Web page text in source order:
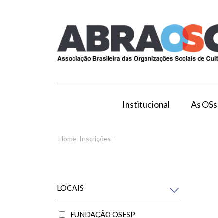
Institucional As OSs
Home Inscrições -
LOCAIS
FUNDAÇÃO OSESP